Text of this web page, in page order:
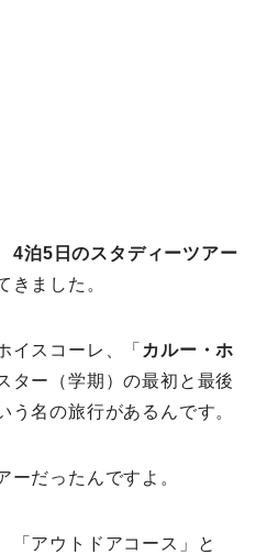
4泊5日のスタディーツアー
きました。
イスコーレ、「 カルー・ホ
ター（学期）の最初と最後
う名の旅行があるんです。
ーだったんですよ。
「アウトドアコース」と